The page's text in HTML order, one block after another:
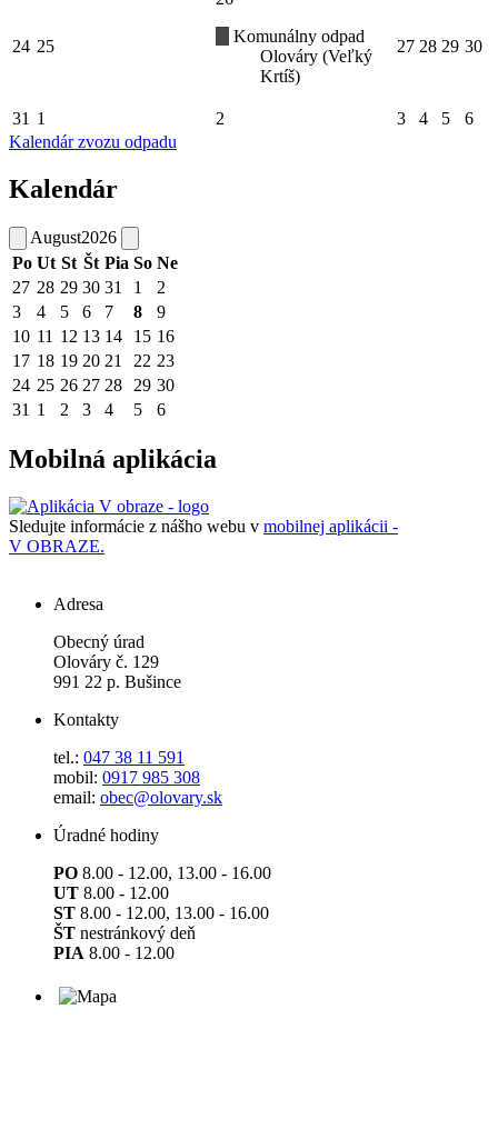
24 25
Komunálny odpad
Olováry (Veľký
Krtíš)
27 28 29 30
31 1 2 3 4 5
6
Kalendár zvozu odpadu
Kalendár
August2026
Po Ut St Št Pia So Ne
27 28 29 30 31 1
2
3
4 5 6 7 8
9
10 11 12 13 14 15 16
17 18 19 20 21 22 23
24 25 26 27 28 29 30
31 1 2 3 4 5 6
Mobilná aplikácia
Sledujte informácie z nášho webu v mobilnej aplikácii -
V OBRAZE.
Adresa
Obecný úrad
Olováry č. 129
991 22 p. Bušince
Kontakty
tel.: 047 38 11 591
mobil: 0917 985 308
email: obec@olovary.sk
Úradné hodiny
PO 8.00 - 12.00, 13.00 - 16.00
UT 8.00 - 12.00
ST 8.00 - 12.00, 13.00 - 16.00
ŠT nestránkový deň
PIA 8.00 - 12.00